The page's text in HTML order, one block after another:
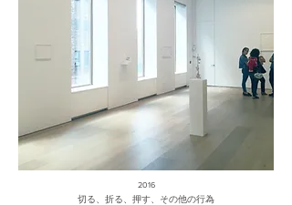
2016
切る、折る、押す、その他の行為